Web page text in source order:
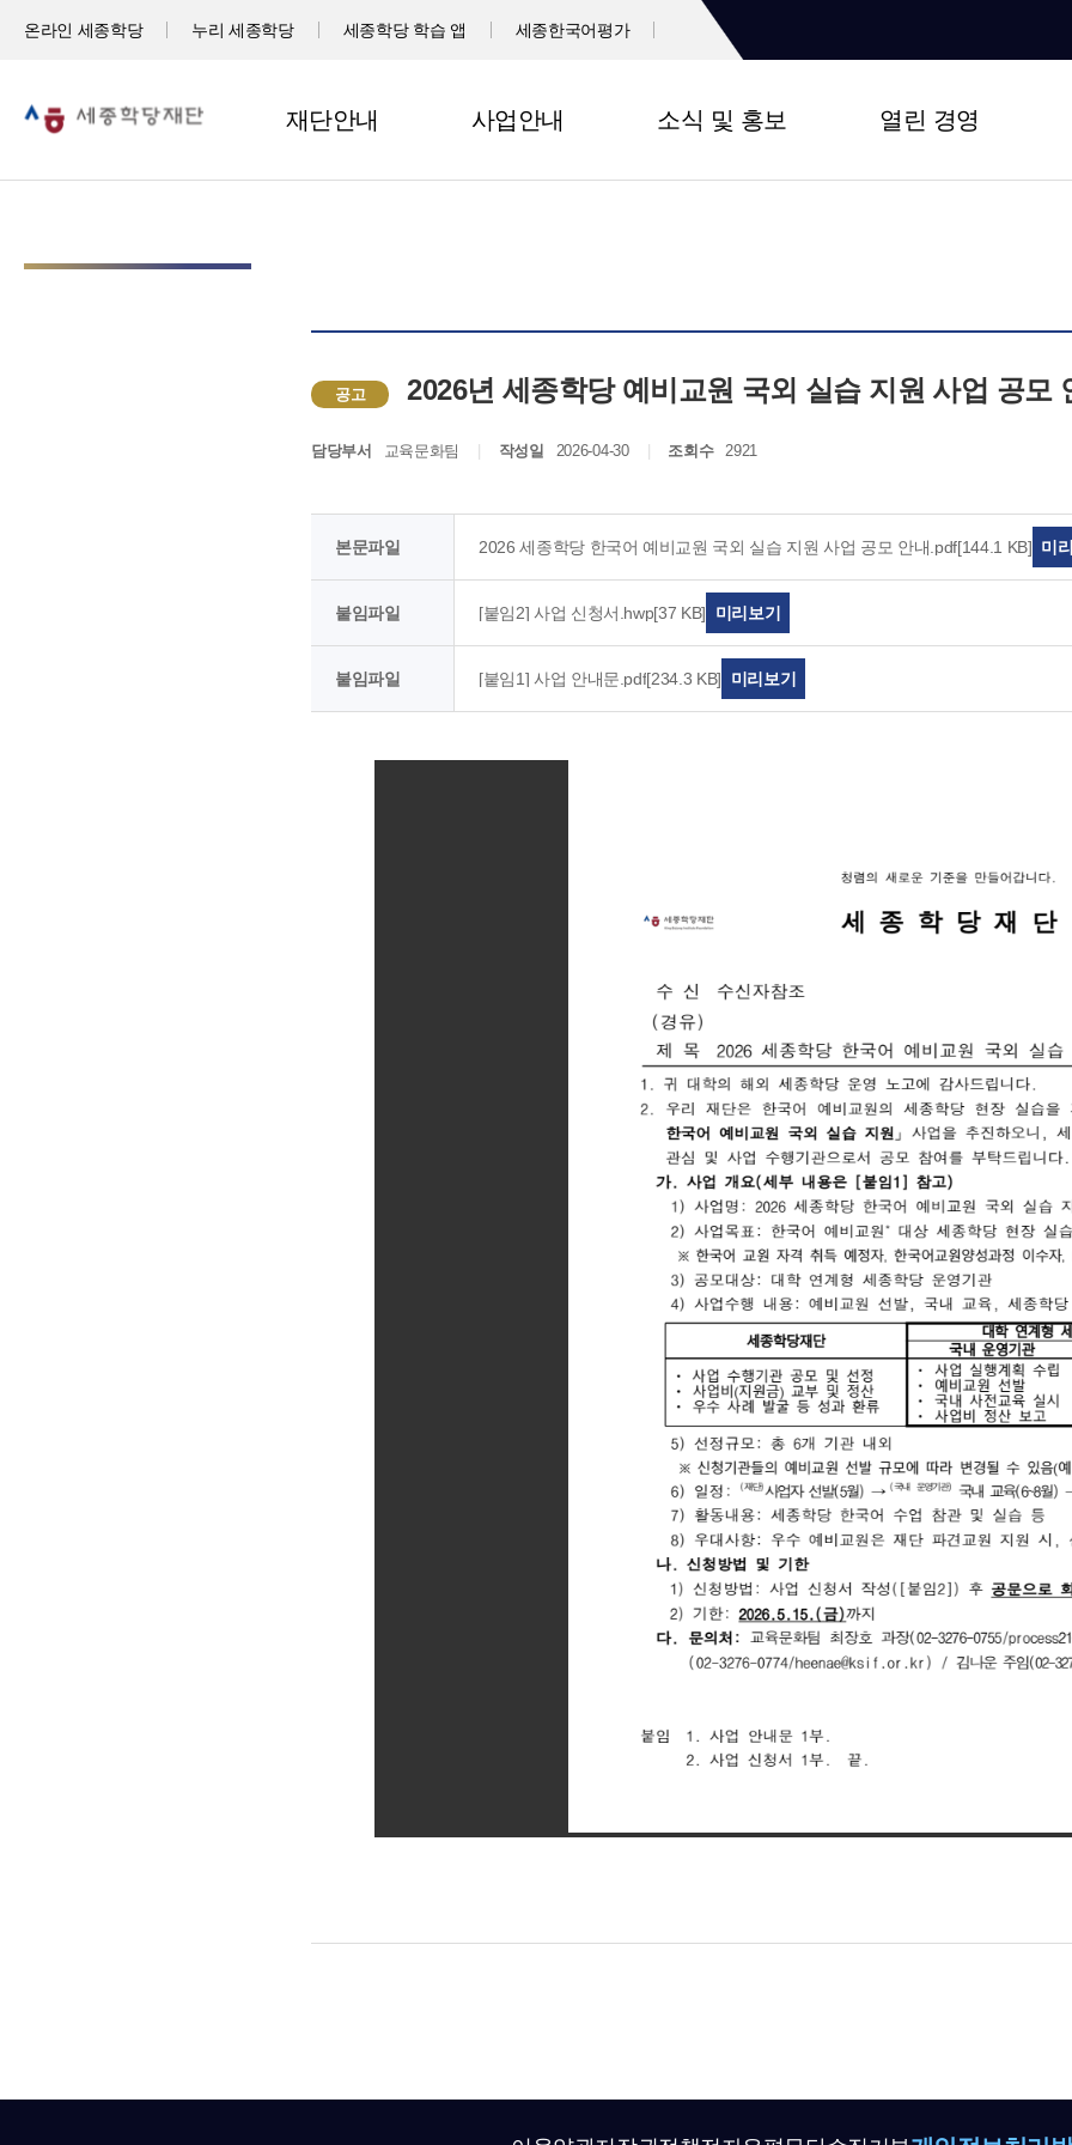
온라인 세종학당 누리 세종학당 세종학당 학습 앱 세종한국어평가
재단안내 사업안내 소식 및 홍보 열린 경영
공고 2026년 세종학당 예비교원 국외 실습 지원 사업 공모
담당부서 교육문화팀 작성일 2026-04-30 조회수 2921
본문파일 2026 세종학당 한국어 예비교원 국외 실습 지원 사업 공모 안내.pdf[144.1 KB] 미
붙임파일 [붙임2] 사업 신청서.hwp[37 KB] 미리보기
붙임파일 [붙임1] 사업 안내문.pdf[234.3 KB] 미리보기